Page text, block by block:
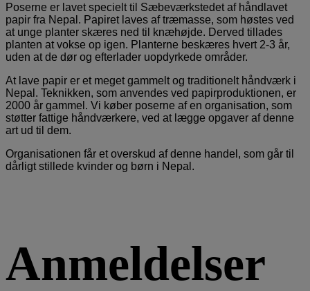
Poserne er lavet specielt til Sæbeværkstedet af håndlavet
papir fra Nepal. Papiret laves af træmasse, som høstes ved
at unge planter skæres ned til knæhøjde. Derved tillades
planten at vokse op igen. Planterne beskæres hvert 2-3 år,
uden at de dør og efterlader uopdyrkede områder.
At lave papir er et meget gammelt og traditionelt håndværk i
Nepal. Teknikken, som anvendes ved papirproduktionen, er
2000 år gammel. Vi køber poserne af en organisation, som
støtter fattige håndværkere, ved at lægge opgaver af denne
art ud til dem.
Organisationen får et overskud af denne handel, som går til
dårligt stillede kvinder og børn i Nepal.
Anmeldelser